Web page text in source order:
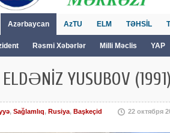
Azərbaycan
Rəsmi Xəbərlər Milli Məclis YAP
AzTU ELM TƏHSİL
ELDƏNİZ YUSUBOV (1991)
, Sağlamlıq, Rusiya, Başkeçid 22 октября